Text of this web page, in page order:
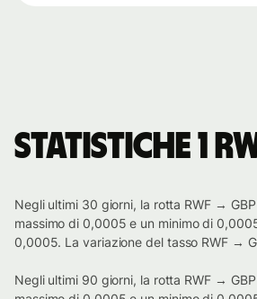
Statistiche 1
Negli ultimi 30 giorni, la rotta RWF →
massimo di 0,0005 e un minimo di
0,0005. La variazione del tasso RWF →
Negli ultimi 90 giorni, la rotta RWF →